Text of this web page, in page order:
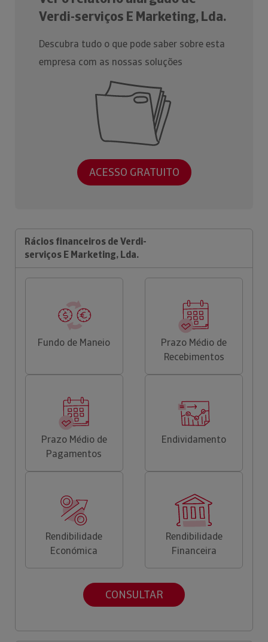
Verdi-serviços E Marketing, Lda.
Descubra tudo o que pode saber sobre esta
empresa com as nossas soluções
ACESSO GRATUITO
Rácios financeiros de Verdi-
serviços E Marketing, Lda.
Fundo de Maneio
Prazo Médio de
Recebimentos
Prazo Médio de
Pagamentos
Endividamento
Rendibilidade
Económica
Rendibilidade
Financeira
CONSULTAR